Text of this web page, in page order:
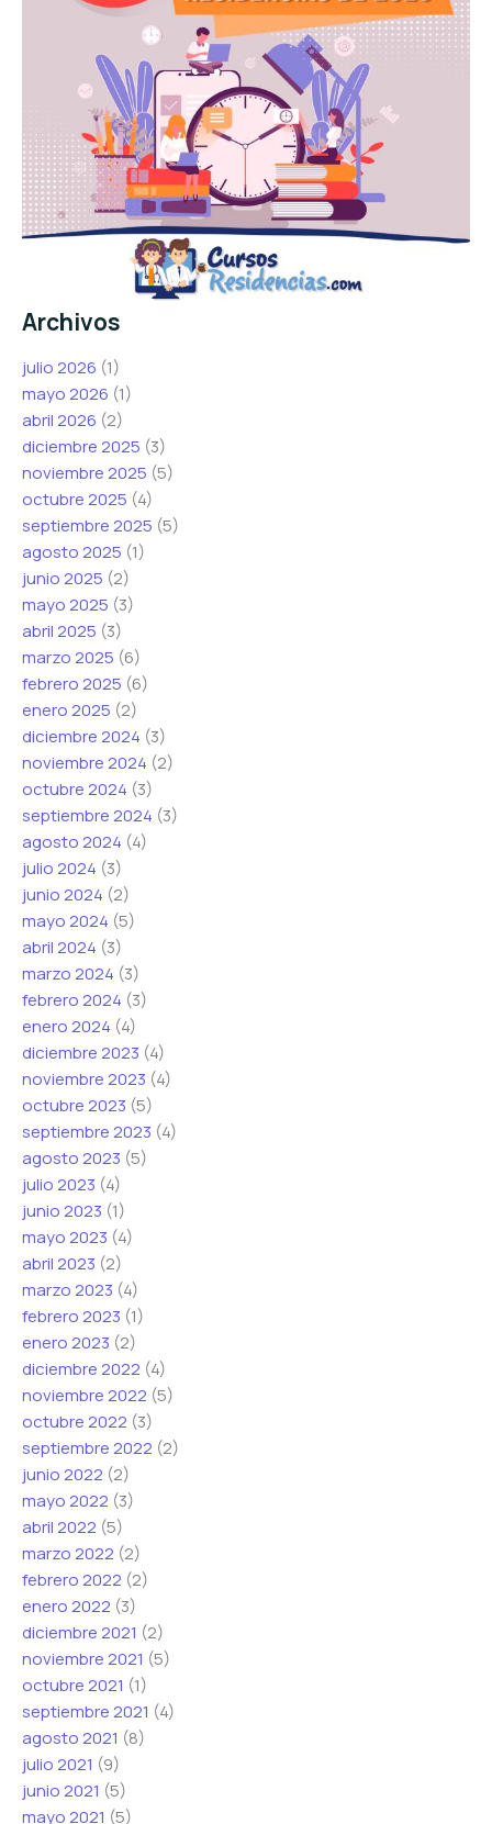
Archivos
julio 2026 (1)
mayo 2026 (1)
abril 2026 (2)
diciembre 2025 (3)
noviembre 2025 (5)
octubre 2025 (4)
septiembre 2025 (5)
agosto 2025 (1)
junio 2025 (2)
mayo 2025 (3)
abril 2025 (3)
marzo 2025 (6)
febrero 2025 (6)
enero 2025 (2)
diciembre 2024 (3)
noviembre 2024 (2)
octubre 2024 (3)
septiembre 2024 (3)
agosto 2024 (4)
julio 2024 (3)
junio 2024 (2)
mayo 2024 (5)
abril 2024 (3)
marzo 2024 (3)
febrero 2024 (3)
enero 2024 (4)
diciembre 2023 (4)
noviembre 2023 (4)
octubre 2023 (5)
septiembre 2023 (4)
agosto 2023 (5)
julio 2023 (4)
junio 2023 (1)
mayo 2023 (4)
abril 2023 (2)
marzo 2023 (4)
febrero 2023 (1)
enero 2023 (2)
diciembre 2022 (4)
noviembre 2022 (5)
octubre 2022 (3)
septiembre 2022 (2)
junio 2022 (2)
mayo 2022 (3)
abril 2022 (5)
marzo 2022 (2)
febrero 2022 (2)
enero 2022 (3)
diciembre 2021 (2)
noviembre 2021 (5)
octubre 2021 (1)
septiembre 2021 (4)
agosto 2021 (8)
julio 2021 (9)
junio 2021 (5)
mayo 2021 (5)